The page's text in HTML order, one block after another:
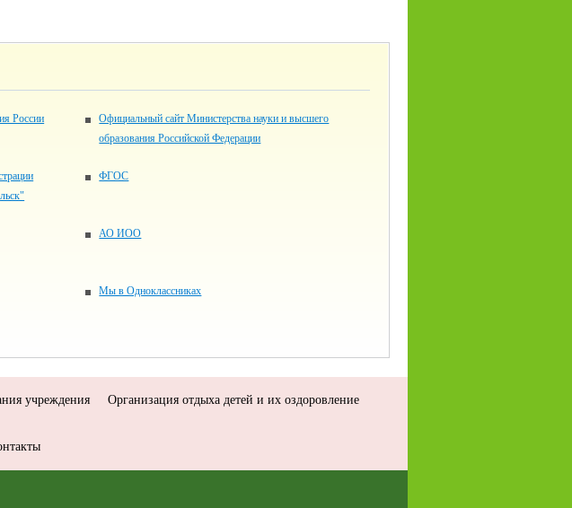
России
Официальный сайт Министерства науки и высшего
образования Российской Федерации
ФГОС
АО ИОО
Мы в Одноклассниках
учреждения Организация отдыха детей и их оздоровление